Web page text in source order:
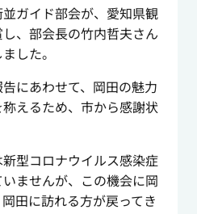
ガイド部会が、愛知県観
、部会長の竹内哲夫さん
した。
にあわせて、岡田の魅力
えるため、市から感謝状
型コロナウイルス感染症
ませんが、この機会に岡
田に訪れる方が戻ってき